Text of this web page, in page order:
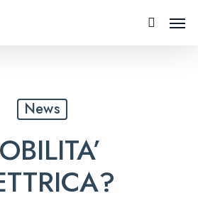
search
Menu
News